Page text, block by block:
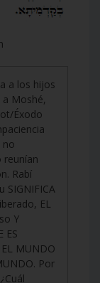
a los hijos
Moshé,
Éxodo
no
reunían
Rabí
SIGNIFICA
EL
Y
ES
MUNDO
Por